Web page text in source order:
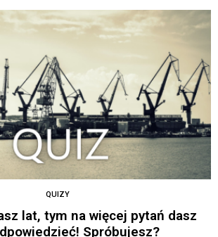
QUIZY
lat, tym na więcej pytań dasz
Spróbujesz?